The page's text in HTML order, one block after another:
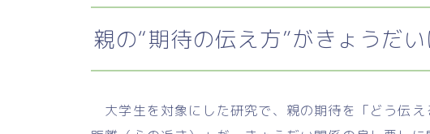
親の“期待の伝え方”がきょうだ
大学生を対象にした研究で、親の期待を「どう伝